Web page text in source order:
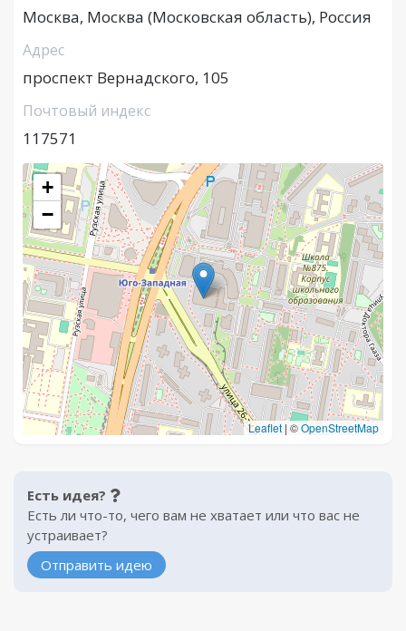
Москва, Москва (Московская область), Россия
Адрес
проспект Вернадского, 105
Почтовый индекс
117571
+
−
Leaflet | ©OpenStreetMap
Есть идея?
Есть ли что-то, чего вам не хватает или что вас не
устраивает?
Отправить идею